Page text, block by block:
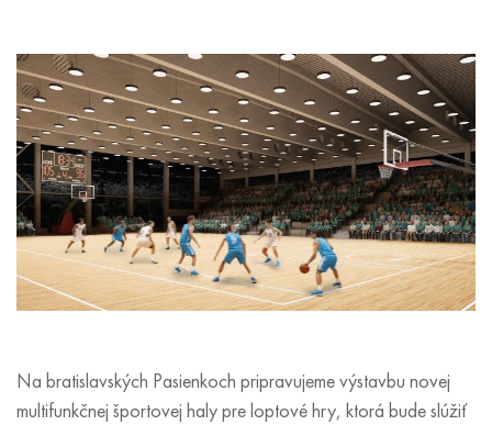
Na bratislavských Pasienkoch pripravujeme výstavbu novej
multifunkčnej športovej haly pre loptové hry, ktorá bude slúžiť